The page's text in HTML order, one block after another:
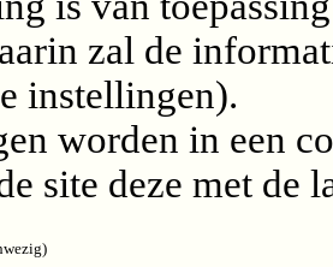
zal de
instellingen).
worden in een
site deze met de